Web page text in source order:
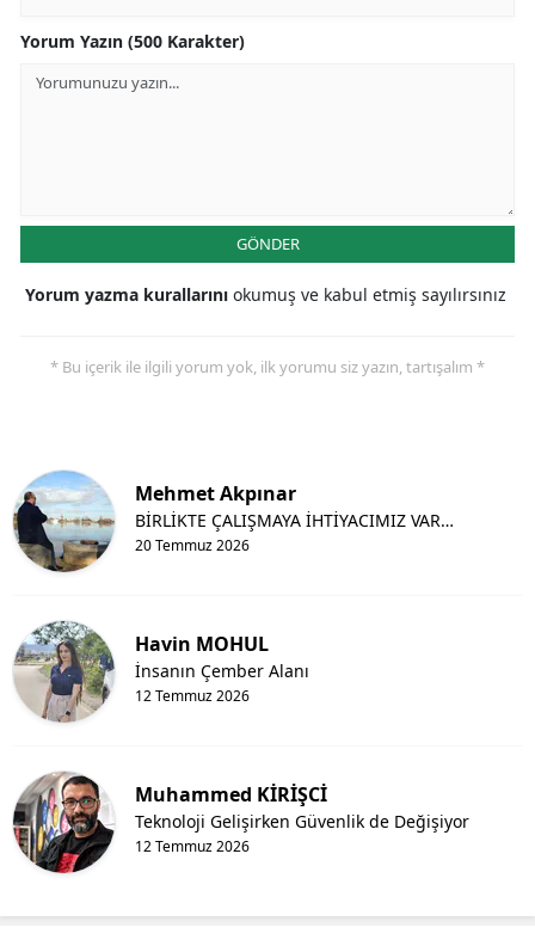
Yorum Yazın (500 Karakter)
GÖNDER
Yorum yazma kurallarını okumuş ve kabul etmiş sayılırsınız
* Bu içerik ile ilgili yorum yok, ilk yorumu siz yazın, tartışalım *
Mehmet Akpınar
20 Temmuz 2026
BİRLİKTE ÇALIŞMAYA İHTİYACIMIZ VAR…
Havin MOHUL
12 Temmuz 2026
İnsanın Çember Alanı
Muhammed KİRİŞCİ
12 Temmuz 2026
Teknoloji Gelişirken Güvenlik de Değişiyor